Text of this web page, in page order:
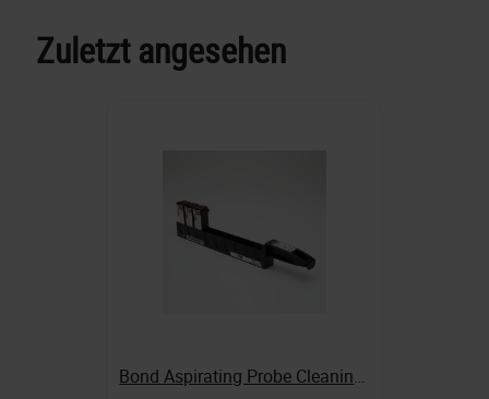
Zuletzt angesehen
Bond Aspirating Probe Cleaning System